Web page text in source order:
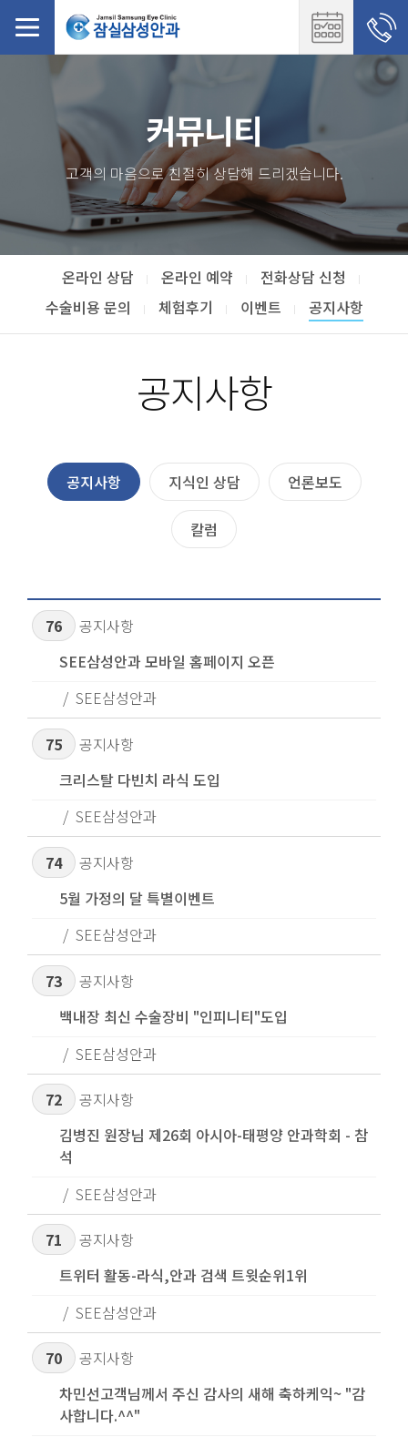
커뮤니티
고객의 마음으로 친절히 상담해 드리겠습니다.
온라인 상담 온라인 예약
전화상담 신청
수술비용 문의
체험후기 이벤트 공지사항
공지사항
공지사항 지식인 상담 언론보도
칼럼
76
공지사항
SEE삼성안과 모바일 홈페이지 오픈
SEE삼성안과
75
공지사항
크리스탈 다빈치 라식 도입
SEE삼성안과
74
공지사항
5월 가정의 달 특별이벤트
SEE삼성안과
73
공지사항
백내장 최신 수술장비 "인피니티"도입
SEE삼성안과
72
공지사항
김병진 원장님 제26회 아시아-태평양 안과학회 - 참
석
SEE삼성안과
71
공지사항
트위터 활동-라식,안과 검색 트윗순위1위
SEE삼성안과
70
공지사항
차민선고객님께서 주신 감사의 새해 축하케익~ "감
사합니다.^^"